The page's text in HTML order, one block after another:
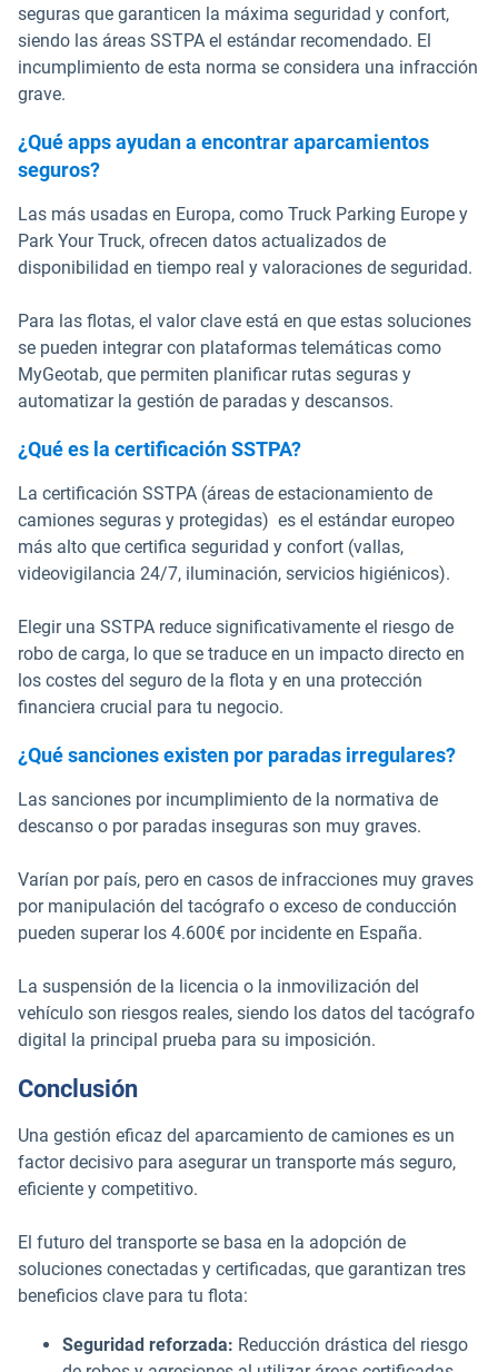
seguras que garanticen la máxima seguridad y confort,
siendo las áreas SSTPA el estándar recomendado. El
incumplimiento de esta norma se considera una infracción
grave.
¿Qué apps ayudan a encontrar aparcamientos
seguros?
Las más usadas en Europa, como Truck Parking Europe y
Park Your Truck, ofrecen datos actualizados de
disponibilidad en tiempo real y valoraciones de seguridad.
Para las flotas, el valor clave está en que estas soluciones
se pueden integrar con plataformas telemáticas como
MyGeotab, que permiten planificar rutas seguras y
automatizar la gestión de paradas y descansos.
¿Qué es la certificación SSTPA?
La certificación SSTPA (áreas de estacionamiento de
camiones seguras y protegidas) es el estándar europeo
más alto que certifica seguridad y confort (vallas,
videovigilancia 24/7, iluminación, servicios higiénicos).
Elegir una SSTPA reduce significativamente el riesgo de
robo de carga, lo que se traduce en un impacto directo en
los costes del seguro de la flota y en una protección
financiera crucial para tu negocio.
¿Qué sanciones existen por paradas irregulares?
Las sanciones por incumplimiento de la normativa de
descanso o por paradas inseguras son muy graves.
Varían por país, pero en casos de infracciones muy graves
por manipulación del tacógrafo o exceso de conducción
pueden superar los 4.600€ por incidente en España.
La suspensión de la licencia o la inmovilización del
vehículo son riesgos reales, siendo los datos del tacógrafo
digital la principal prueba para su imposición.
Conclusión
Una gestión eficaz del aparcamiento de camiones es un
factor decisivo para asegurar un transporte más seguro,
eficiente y competitivo.
El futuro del transporte se basa en la adopción de
soluciones conectadas y certificadas, que garantizan tres
beneficios clave para tu flota:
Seguridad reforzada: Reducción drástica del riesgo